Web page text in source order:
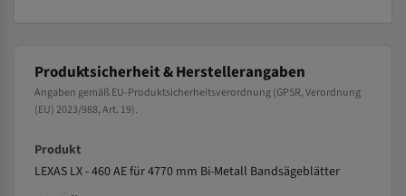
Produktsicherheit & Herstellerangaben
Angaben gemäß EU-Produktsicherheitsverordnung (GPSR, Verordnung
(EU) 2023/988, Art. 19).
Produkt
LEXAS LX - 460 AE für 4770 mm Bi-Metall Bandsägeblätter